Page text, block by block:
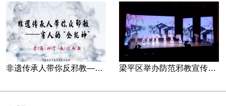
非遗传承人带你反邪教—害人的“全能神” 梁平区举办防范邪教宣传专场文艺演出